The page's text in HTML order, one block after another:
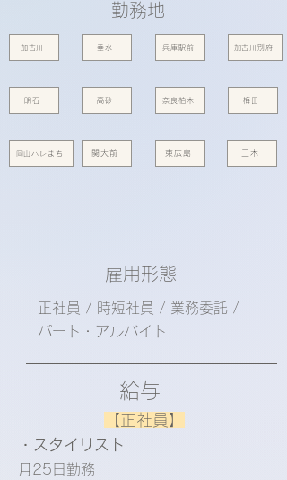
勤務地
加古川 垂水 兵庫駅前 加古川別府
明石 高砂 奈良柏木 梅田
岡山ハレまち 関大前 東広島 三木
雇用形態
​正社員 / 時短社員 / 業務委託 /
パート・アルバイト
給与
【正社員】
・スタイリスト
​月25日勤務